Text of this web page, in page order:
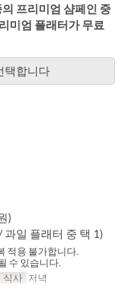
프리미엄 샴페인 중
미엄 플래터가 무료
택합니다
)
일 플래터 중 택 1)
적용 불가합니다.
수 있습니다.
식사 저녁